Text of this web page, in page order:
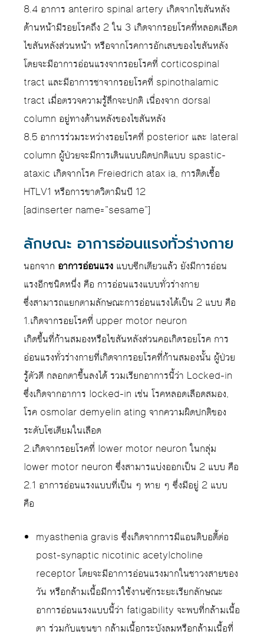
8.4 อาการ anteriro spinal artery เกิดจากไขสันหลัง
ด้านหน้ามีรอยโรคถึง 2 ใน 3 เกิดจากรอยโรคที่หลอดเลือด
ไขสันหลังส่วนหน้า หรือจากโรคการอักเสบของไขสันหลัง
โดยจะมีอาการอ่อนแรงจากรอยโรคที่ corticospinal
tract และมีอาการชาจากรอยโรคที่ spinothalamic
tract เมื่อตรวจความรู้สึกจะปกติ เนื่องจาก dorsal
column อยู่ทางด้านหลังของไขสันหลัง
8.5 อาการร่วมระหว่างรอยโรคที่ posterior และ lateral
column ผู้ป่วยจะมีการเดินแบบผิดปกติแบบ spastic-
ataxic เกิดจากโรค Freiedrich atax ia, การติดเชื้อ
HTLV1 หรือการขาดวิตามินบี 12
[adinserter name=”sesame”]
ลักษณะ อาการอ่อนแรงทั่วร่างกาย
นอกจาก อาการอ่อนแรง แบบซีกเดียวแล้ว ยังมีการอ่อน
แรงอีกชนิดหนึ่ง คือ การอ่อนแรงแบบทั่วร่างกาย
ซึ่งสามารถแยกตามลักษณะการอ่อนแรงได้เป็น 2 แบบ คือ
1.เกิดจากรอยโรคที่ upper motor neuron
เกิดขึ้นที่ก้านสมองหรือไขสันหลังส่วนคอเกิดรอยโรค การ
อ่อนแรงทั่วร่างกายที่เกิดจากรอยโรคที่ก้านสมองนั้น ผู้ป่วย
รู้ตัวดี กลอกตาขึ้นลงได้ รวมเรียกอาการนี้ว่า Locked-in
ซึ่งเกิดจากอาการ locked-in เช่น โรคหลอดเลือดสมอง,
โรค osmolar demyelin ating จากความผิดปกติของ
ระดับโซเดียมในเลือด
2.เกิดจากรอยโรคที่ lower motor neuron ในกลุ่ม
lower motor neuron ซึ่งสามารแบ่งออกเป็น 2 แบบ คือ
2.1 อาการอ่อนแรงแบบที่เป็น ๆ หาย ๆ ซึ่งมีอยู่ 2 แบบ
คือ
myasthenia gravis ซึ่งเกิดจากการมีแอนติบอดี้ต่อ
post-synaptic nicotinic acetylcholine
receptor โดยจะมีอาการอ่อนแรงมากในชาวงสายของ
วัน หรือกล้ามเนื้อมีการใช้งานซักระยะเรียกลักษณะ
อาการอ่อนแรงแบบนี้ว่า fatigability จะพบที่กล้ามเนื้อ
ตา ร่วมกับแขนขา กล้ามเนื้อกระบังลมหรือกล้ามเนื้อที่